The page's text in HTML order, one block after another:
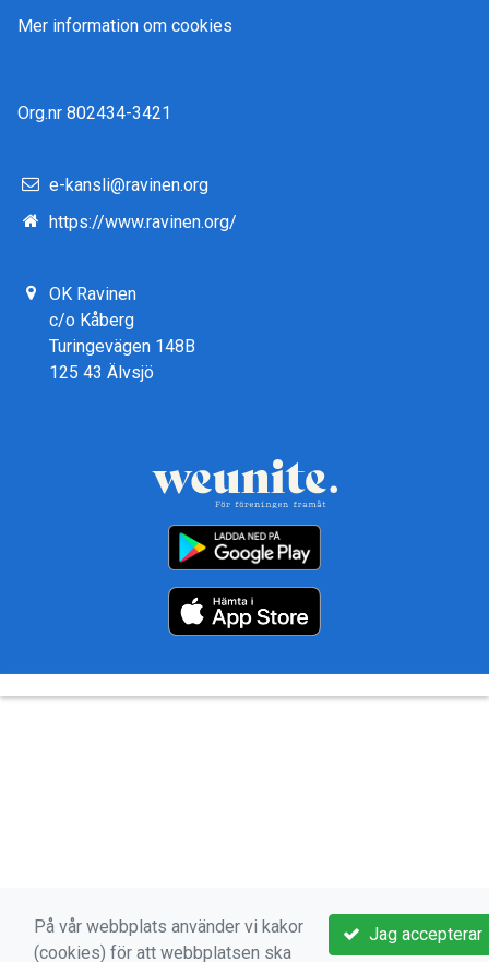
Mer information om cookies
Org.nr 802434-3421
e-kansli@ravinen.org
https://www.ravinen.org/
OK Ravinen
c/o Kåberg
Turingevägen 148B
125 43 Älvsjö
Jag accepterar
På vår webbplats använder vi kakor
(cookies) för att webbplatsen ska